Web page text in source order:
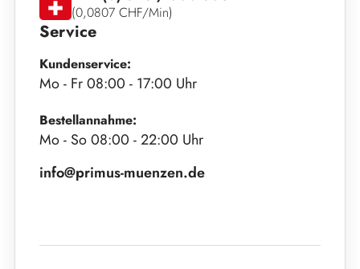
Service
Kundenservice:
Mo - Fr 08:00 - 17:00 Uhr
Bestellannahme:
Mo - So 08:00 - 22:00 Uhr
info@primus-muenzen.de
(0,0807 CHF/Min)